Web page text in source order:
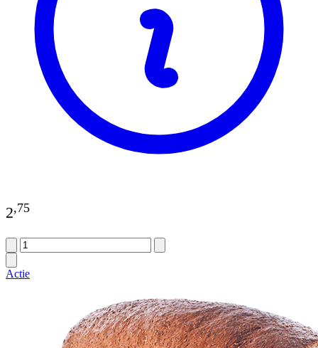
2,75
Actie